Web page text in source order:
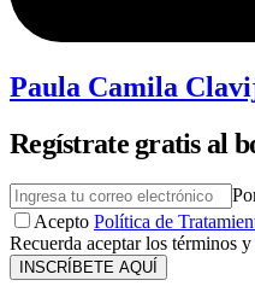
Paula Camila
Regístrate gratis al
Acepto Política de
Recuerda aceptar los términos
INSCRÍBETE AQUÍ